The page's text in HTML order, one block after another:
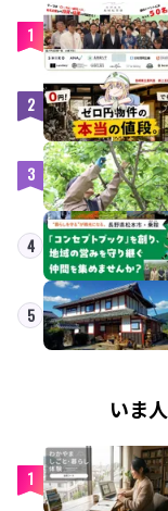
1
2
3
4
5
いま
1